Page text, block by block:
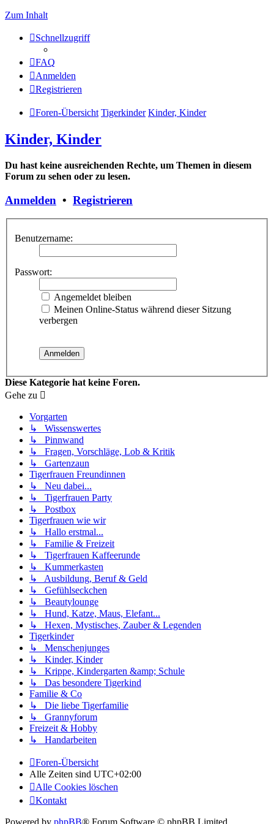
Zum Inhalt
Schnellzugriff
FAQ
Anmelden
Registrieren
Foren-Übersicht Tigerkinder Kinder, Kinder
Kinder, Kinder
Du hast keine ausreichenden Rechte, um Themen in diesem
Forum zu sehen oder zu lesen.
Anmelden • Registrieren
Benutzername:
Passwort:
Angemeldet bleiben
Meinen Online-Status während dieser Sitzung
verbergen
Diese Kategorie hat keine Foren.
Gehe zu
Vorgarten
↳ Wissenswertes
↳ Pinnwand
↳ Fragen, Vorschläge, Lob & Kritik
↳ Gartenzaun
Tigerfrauen Freundinnen
↳ Neu dabei...
↳ Tigerfrauen Party
↳ Postbox
Tigerfrauen wie wir
↳ Hallo erstmal...
↳ Familie & Freizeit
↳ Tigerfrauen Kaffeerunde
↳ Kummerkasten
↳ Ausbildung, Beruf & Geld
↳ Gefühlseckchen
↳ Beautylounge
↳ Hund, Katze, Maus, Elefant...
↳ Hexen, Mystisches, Zauber & Legenden
Tigerkinder
↳ Menschenjunges
↳ Kinder, Kinder
↳ Krippe, Kindergarten &amp; Schule
↳ Das besondere Tigerkind
Familie & Co
↳ Die liebe Tigerfamilie
↳ Grannyforum
Freizeit & Hobby
↳ Handarbeiten
Foren-Übersicht
Alle Zeiten sind UTC+02:00
Alle Cookies löschen
Kontakt
Powered by phpBB® Forum Software © phpBB Limited